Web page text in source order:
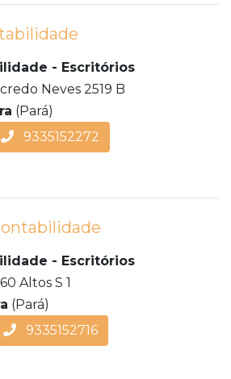
- Escritórios
Neves 2519 B
(Pará)
9335152272
- Escritórios
Altos S 1
(Pará)
9335152716